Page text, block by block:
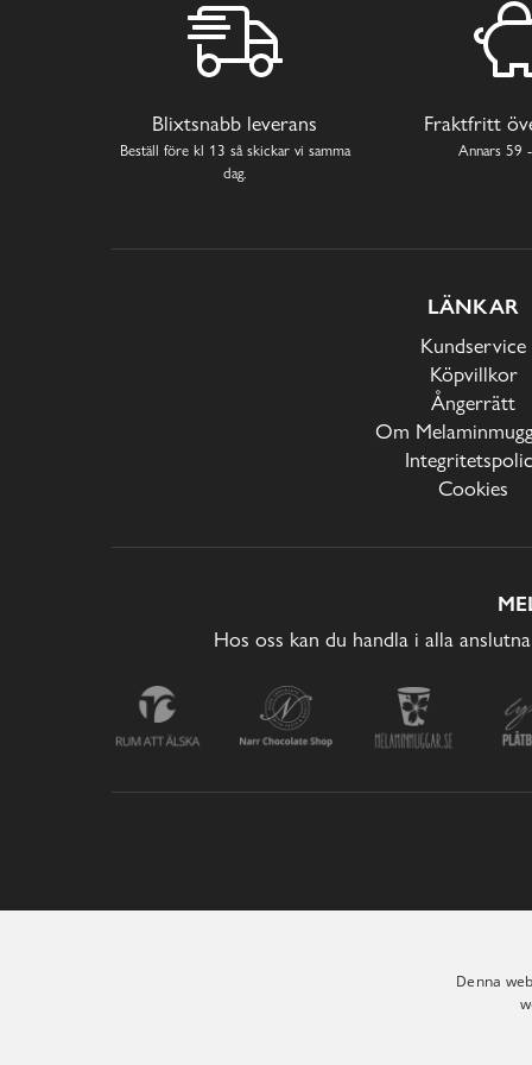
Blixtsnabb leverans
Beställ före kl 13 så skickar vi samma
dag.
Fraktfritt
Annars 59
LÄNKAR
Kundservice
Köpvillkor
Ångerrätt
Om
Cookies
Hos oss kan du handla i alla
Denna